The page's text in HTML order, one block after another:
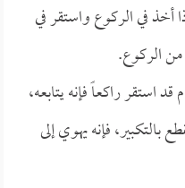
في الركوع واستقر في
الركوع.
استقر راكعاً فإنه يتابعه،
بالتكبير، فإنه يهوي إلى